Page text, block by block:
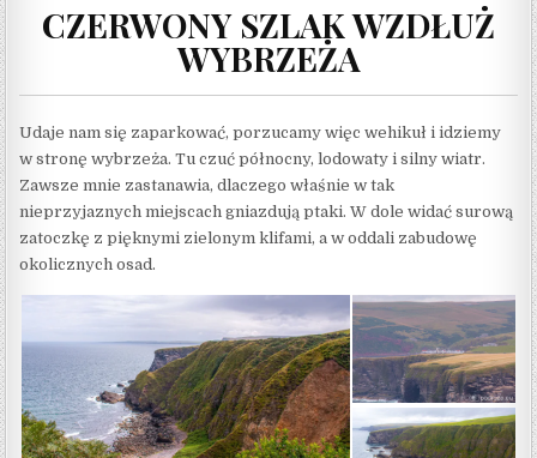
CZERWONY SZLAK WZDŁUŻ
WYBRZEŻA
Udaje nam się zaparkować, porzucamy więc wehikuł i idziemy
w stronę wybrzeża. Tu czuć północny, lodowaty i silny wiatr.
Zawsze mnie zastanawia, dlaczego właśnie w tak
nieprzyjaznych miejscach gniazdują ptaki. W dole widać surową
zatoczkę z pięknymi zielonym klifami, a w oddali zabudowę
okolicznych osad.